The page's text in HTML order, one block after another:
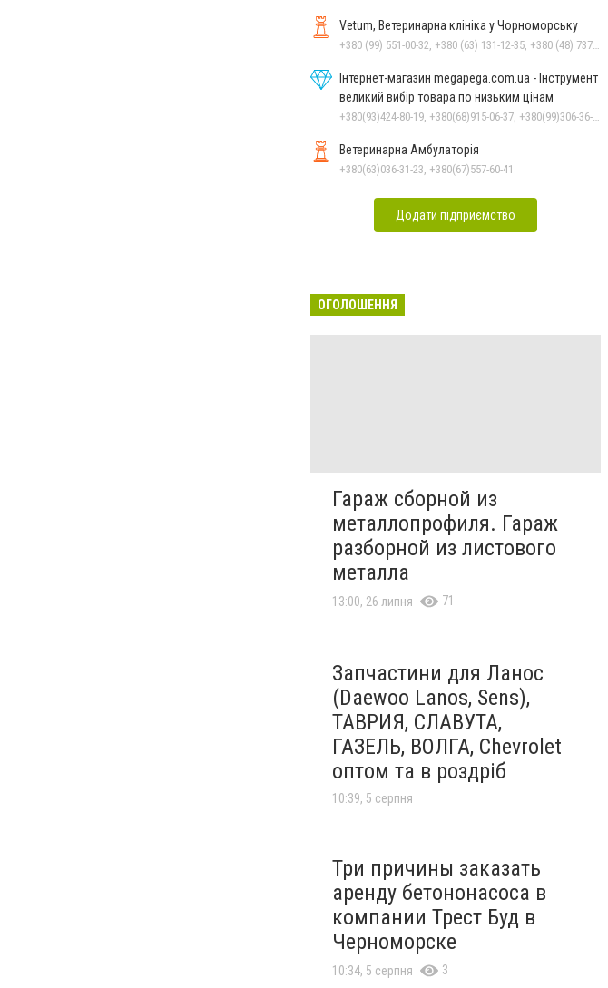
Vetum, Ветеринарна клініка у Чорноморську
Інтернет-магазин megapega.com.ua - Інструмент
великий вибір товара по низьким цінам
Ветеринарна Амбулаторія
+380(63)036-31-23, +380(67)557-60-41
Додати підприємство
ОГОЛОШЕННЯ
Гараж сборной из
металлопрофиля. Гараж
разборной из листового
металла
13:00, 26 липня 71
Запчастини для Ланос
(Daewoo Lanos, Sens),
ТАВРИЯ, СЛАВУТА,
ГАЗЕЛЬ, ВОЛГА, Chevrolet
оптом та в роздріб
10:39, 5 серпня
Три причины заказать
аренду бетононасоса в
компании Трест Буд в
Черноморске
10:34, 5 серпня 3